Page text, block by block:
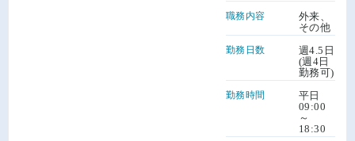
職務内容
外来、
その他
勤務日数
週4.5日
(週4日
勤務可)
勤務時間
平日
09:00
～
18:30